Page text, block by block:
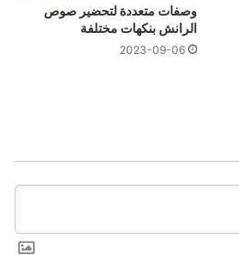
وصفات متعددة لتحضير صوص
الرانش بنكهات مختلفة
2023-09-06